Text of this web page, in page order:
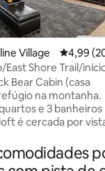
Village 4,99 de
4,99
East Shore Trail/
Bear Cabin (casa
na montanha.
e 3 banheiros
é cercada por
2 piscinas da
Com